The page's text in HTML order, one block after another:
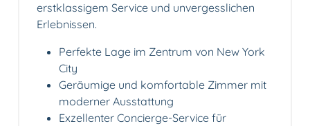
erstklassigem Service und unvergesslichen
Erlebnissen.
Perfekte Lage im Zentrum von New York
City
Geräumige und komfortable Zimmer mit
moderner Ausstattung
Exzellenter Concierge-Service für